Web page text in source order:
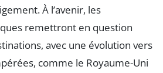
À l’avenir, les
remettront en question
avec une évolution vers
comme le Royaume-Uni